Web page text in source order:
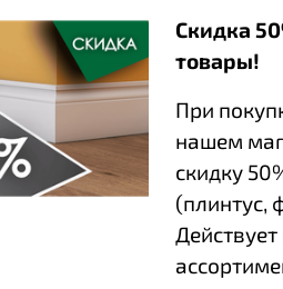
Скидка
товары!
При
нашем
скидку
(плинтус,